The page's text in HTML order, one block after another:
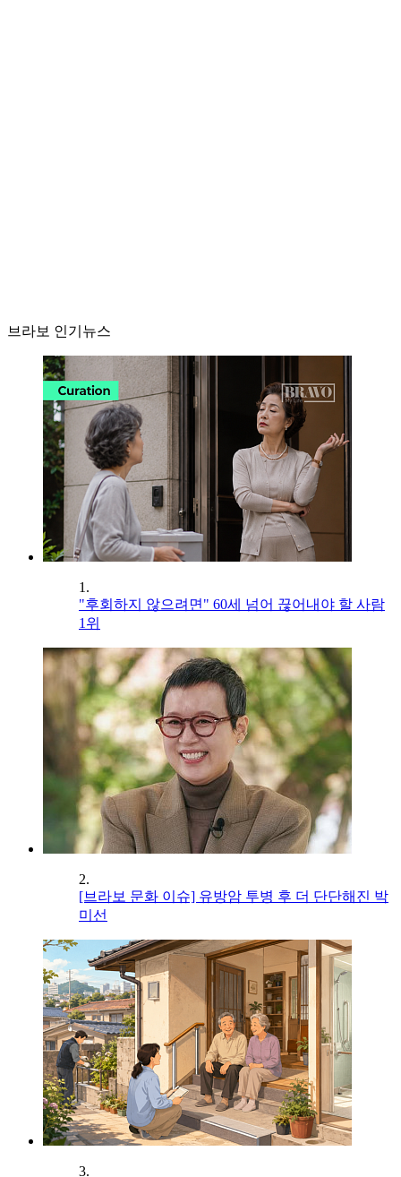
브라보 인기뉴스
1.
"후회하지 않으려면" 60세 넘어 끊어내야 할 사람
1위
2.
[브라보 문화 이슈] 유방암 투병 후 더 단단해진 박
미선
3.